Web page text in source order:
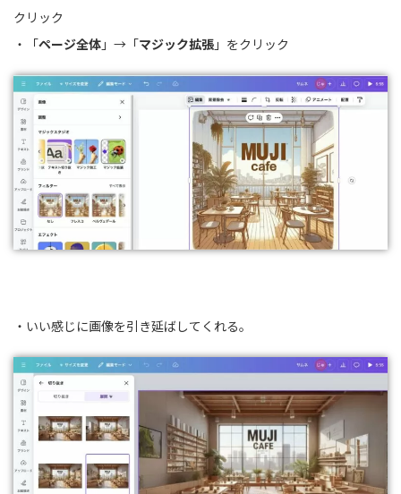
クリック
・「ページ全体 」→「マジック拡張 」をクリック
・いい感じに画像を引き延ばしてくれる。